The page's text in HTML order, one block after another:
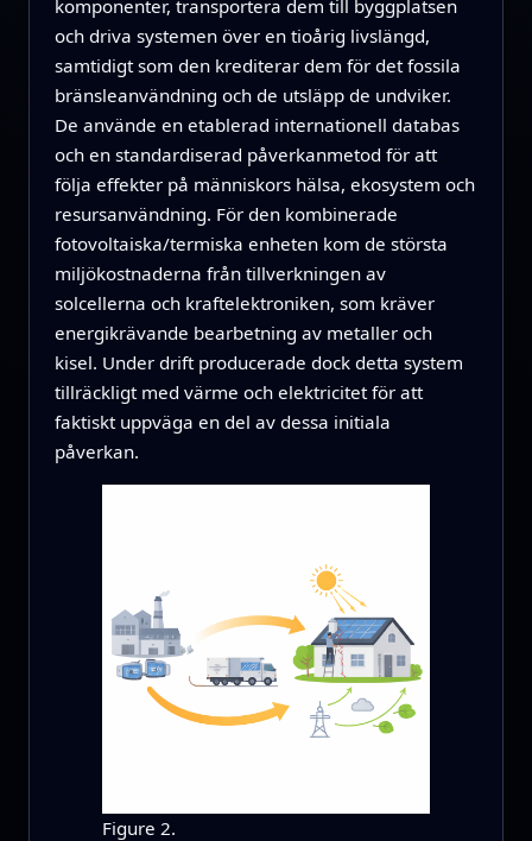
komponenter, transportera dem till byggplatsen
och driva systemen över en tioårig livslängd,
samtidigt som den krediterar dem för det fossila
bränsleanvändning och de utsläpp de undviker.
De använde en etablerad internationell databas
och en standardiserad påverkanmetod för att
följa effekter på människors hälsa, ekosystem och
resursanvändning. För den kombinerade
fotovoltaiska/termiska enheten kom de största
miljökostnaderna från tillverkningen av
solcellerna och kraftelektroniken, som kräver
energikrävande bearbetning av metaller och
kisel. Under drift producerade dock detta system
tillräckligt med värme och elektricitet för att
faktiskt uppväga en del av dessa initiala
påverkan.
Figure 2.